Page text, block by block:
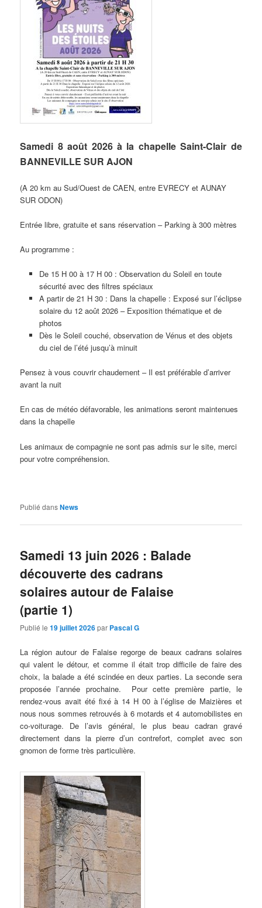
Samedi 8 août 2026 à la chapelle Saint-Clair de
BANNEVILLE SUR AJON
(A 20 km au Sud/Ouest de CAEN, entre EVRECY et AUNAY
SUR ODON)
Entrée libre, gratuite et sans réservation – Parking à 300 mètres
Au programme :
De 15 H 00 à 17 H 00 : Observation du Soleil en toute
sécurité avec des filtres spéciaux
A partir de 21 H 30 : Dans la chapelle : Exposé sur l’éclipse
solaire du 12 août 2026 – Exposition thématique et de
photos
Dès le Soleil couché, observation de Vénus et des objets
du ciel de l’été jusqu’à minuit
Pensez à vous couvrir chaudement – Il est préférable d’arriver
avant la nuit
En cas de météo défavorable, les animations seront maintenues
dans la chapelle
Les animaux de compagnie ne sont pas admis sur le site, merci
pour votre compréhension.
Publié dansNews
Samedi 13 juin 2026 : Balade
découverte des cadrans
solaires autour de Falaise
(partie 1)
Publié le19 juillet 2026par Pascal G
La région autour de Falaise regorge de beaux cadrans solaires
qui valent le détour, et comme il était trop difficile de faire des
choix, la balade a été scindée en deux parties. La seconde sera
proposée l’année prochaine. Pour cette première partie, le
rendez-vous avait été fixé à 14 H 00 à l’église de Maizières et
nous nous sommes retrouvés à 6 motards et 4 automobilistes en
co-voiturage. De l’avis général, le plus beau cadran gravé
directement dans la pierre d’un contrefort, complet avec son
gnomon de forme très particulière.